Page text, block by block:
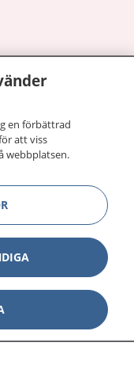
en förbättrad
att viss
webbplatsen.